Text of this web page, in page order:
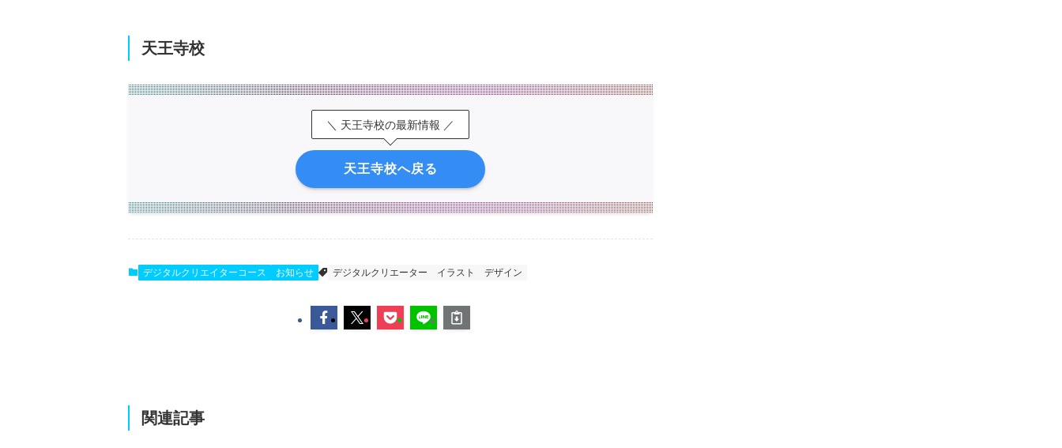
天王寺校
＼ 天王寺校の最新情報 ／
天王寺校へ戻る
デジタルクリエイターコース お知らせ デジタルクリエーター イラスト デザイン
関連記事